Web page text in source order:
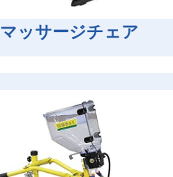
マッサージチェア